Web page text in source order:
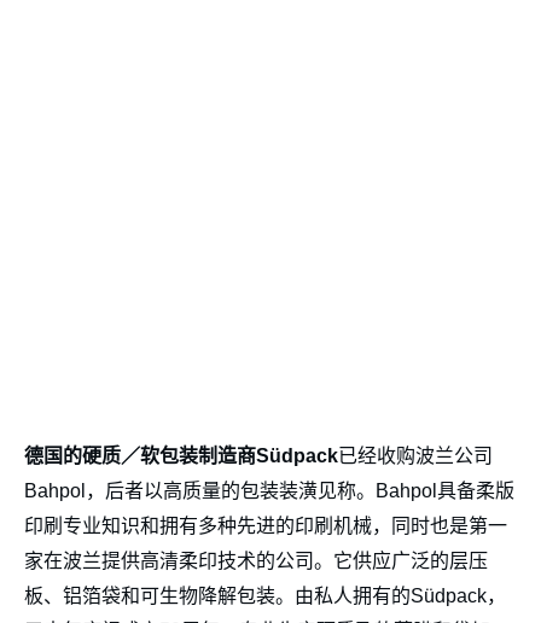
德国的硬质／软包装制造商Südpack已经收购波兰公司
Bahpol，后者以高质量的包装装潢见称。Bahpol具备柔版
印刷专业知识和拥有多种先进的印刷机械，同时也是第一
家在波兰提供高清柔印技术的公司。它供应广泛的层压
板、铝箔袋和可生物降解包装。由私人拥有的Südpack，